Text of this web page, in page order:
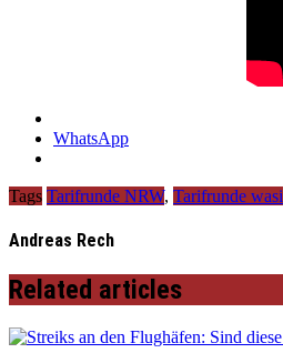
WhatsApp
Tags Tarifrunde NRW, Tarifrunde wasi
Andreas Rech
Related articles